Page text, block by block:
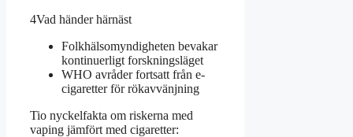
4Vad händer härnäst
Folkhälsomyndigheten bevakar
kontinuerligt forskningsläget
WHO avråder fortsatt från e-
cigaretter för rökavvänjning
Tio nyckelfakta om riskerna med
vaping jämfört med cigaretter: